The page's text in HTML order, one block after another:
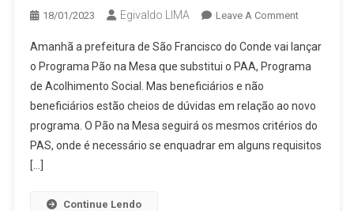
18/01/2023 Egivaldo LIMA Leave A CommentOn
PROGRAMA
SOCIAL
PREFEITURA
PAGARÁ
ATÉ
Amanhã a prefeitura de São Francisco do Conde vai lançar
o Programa Pão na Mesa que substitui o PAA, Programa
de Acolhimento Social. Mas beneficiários e não
beneficiários estão cheios de dúvidas em relação ao novo
programa. O Pão na Mesa seguirá os mesmos critérios do
PAS, onde é necessário se enquadrar em alguns requisitos
[…]
Continue Lendo